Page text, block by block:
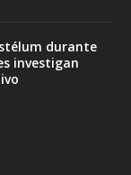
durante
investigan